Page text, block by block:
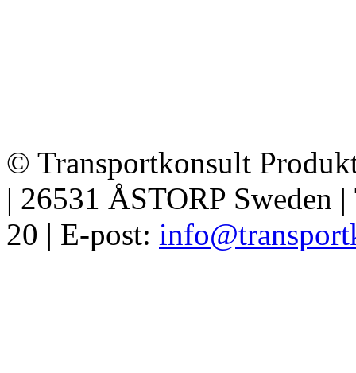
© Transportkonsult
| 26531 ÅSTORP Sweden
20 | E-post: